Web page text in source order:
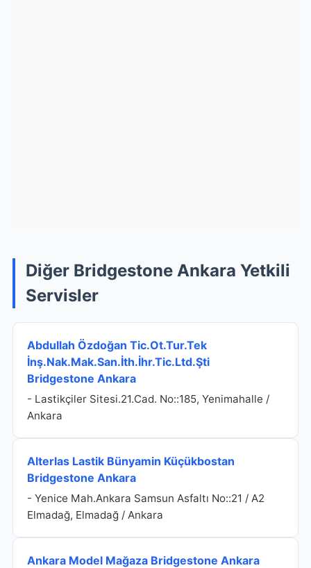
Diğer Bridgestone Ankara Yetkili
Servisler
Abdullah Özdoğan Tic.Ot.Tur.Tek
İnş.Nak.Mak.San.İth.İhr.Tic.Ltd.Şti
Bridgestone Ankara
- Lastikçiler Sitesi.21.Cad. No::185, Yenimahalle /
Ankara
Alterlas Lastik Bünyamin Küçükbostan
Bridgestone Ankara
- Yenice Mah.Ankara Samsun Asfaltı No::21 / A2
Elmadağ, Elmadağ / Ankara
Ankara Model Mağaza Bridgestone Ankara